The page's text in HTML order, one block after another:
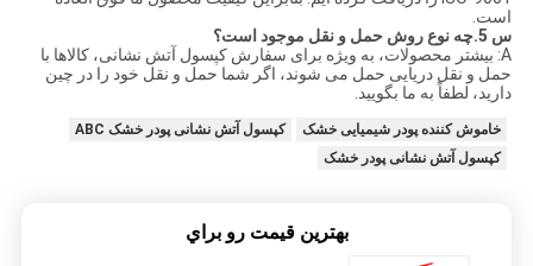
است.
س 5.
چه نوع روش حمل و نقل موجود است؟
A: بیشتر محصولات، به ویژه برای سفارش کپسول آتش نشانی، کالاها با
حمل و نقل دریایی حمل می شوند، اگر شما حمل و نقل خود را در چین
دارید، لطفاً به ما بگویید.
خاموش کننده پودر شیمیایی خشک
کپسول آتش نشانی پودر خشک ABC
کپسول آتش نشانی پودر خشک
بهترين قيمت رو براي